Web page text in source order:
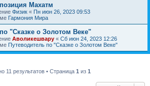
Махатм
Физик « Пн июн 26, 2023 09:53
Гармония Мира
"Сказке о Золотом Веке"
Аволикешвару « Сб июн 24, 2023 12:26
Путеводитель по "Сказке о Золотом Веке"
11 результатов • Страница 1 из 1